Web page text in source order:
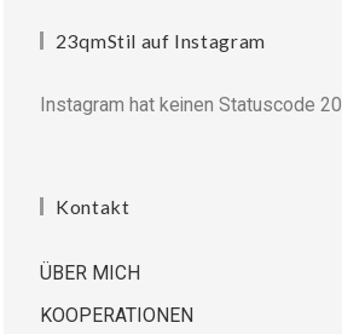
23qmStil auf Instagram
Instagram hat keinen Statuscode
Kontakt
ÜBER MICH
KOOPERATIONEN